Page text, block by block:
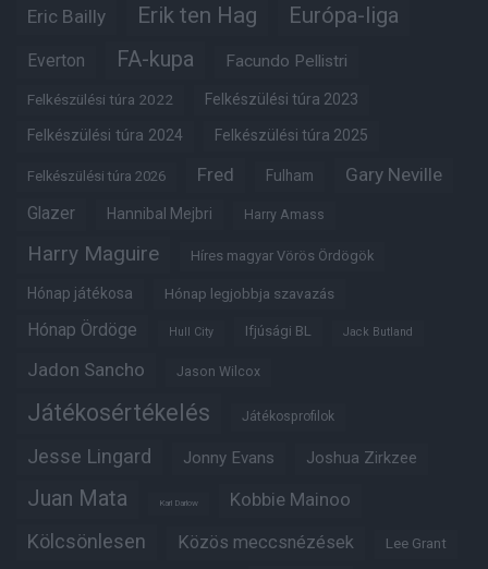
Eric Bailly Erik ten Hag Európa-liga
Everton FA-kupa Facundo Pellistri
Felkészülési túra 2022 Felkészülési túra 2023
Felkészülési túra 2024 Felkészülési túra 2025
Felkészülési túra 2026 Fred Fulham Gary Neville
Glazer Hannibal Mejbri Harry Amass
Harry Maguire Híres magyar Vörös Ördögök
Hónap játékosa Hónap legjobbja szavazás
Hónap Ördöge Hull City Ifjúsági BL Jack Butland
Jadon Sancho Jason Wilcox
Játékosértékelés Játékosprofilok
Jesse Lingard Jonny Evans Joshua Zirkzee
Juan Mata Karl Darlow Kobbie Mainoo
Kölcsönlesen Közös meccsnézések Lee Grant